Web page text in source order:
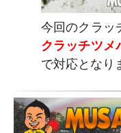
今回のクラ
クラッチツメ
で対応となり